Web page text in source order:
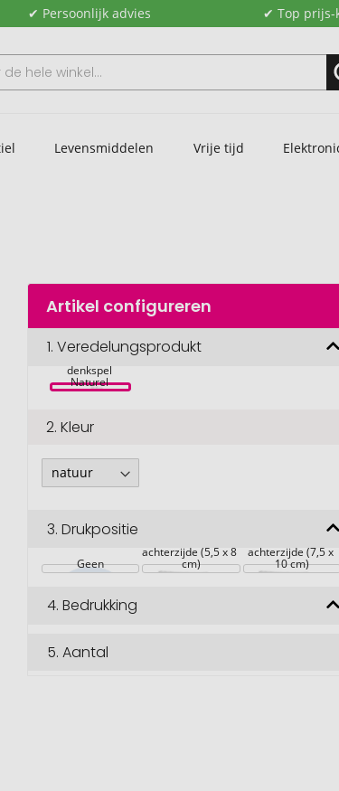
✔ Persoonlijk advies ✔ Top
Levensmiddelen Vrije tijd
Artikel configureren
1.Veredelungsprodukt
denkspel
Naturel
2.Kleur
3.Drukpositie
Geen
achterzijde (5,5 x 8
cm)
achterzijde (7,5 x
10 cm)
4.Bedrukking
5.Aantal